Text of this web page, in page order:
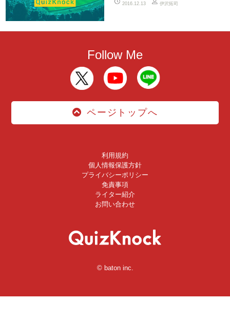
2016.12.13 伊沢拓司
Follow Me
ページトップへ
利用規約
個人情報保護方針
プライバシーポリシー
免責事項
ライター紹介
お問い合わせ
© baton inc.